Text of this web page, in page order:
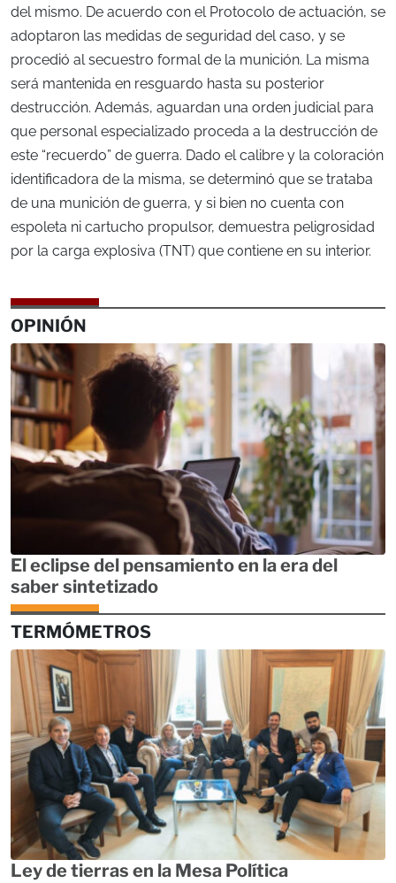
del mismo. De acuerdo con el Protocolo de actuación, se
adoptaron las medidas de seguridad del caso, y se
procedió al secuestro formal de la munición. La misma
será mantenida en resguardo hasta su posterior
destrucción. Además, aguardan una orden judicial para
que personal especializado proceda a la destrucción de
este “recuerdo” de guerra. Dado el calibre y la coloración
identificadora de la misma, se determinó que se trataba
de una munición de guerra, y si bien no cuenta con
espoleta ni cartucho propulsor, demuestra peligrosidad
por la carga explosiva (TNT) que contiene en su interior.
OPINIÓN
El eclipse del pensamiento en la era del
saber sintetizado
TERMÓMETROS
Ley de tierras en la Mesa Política